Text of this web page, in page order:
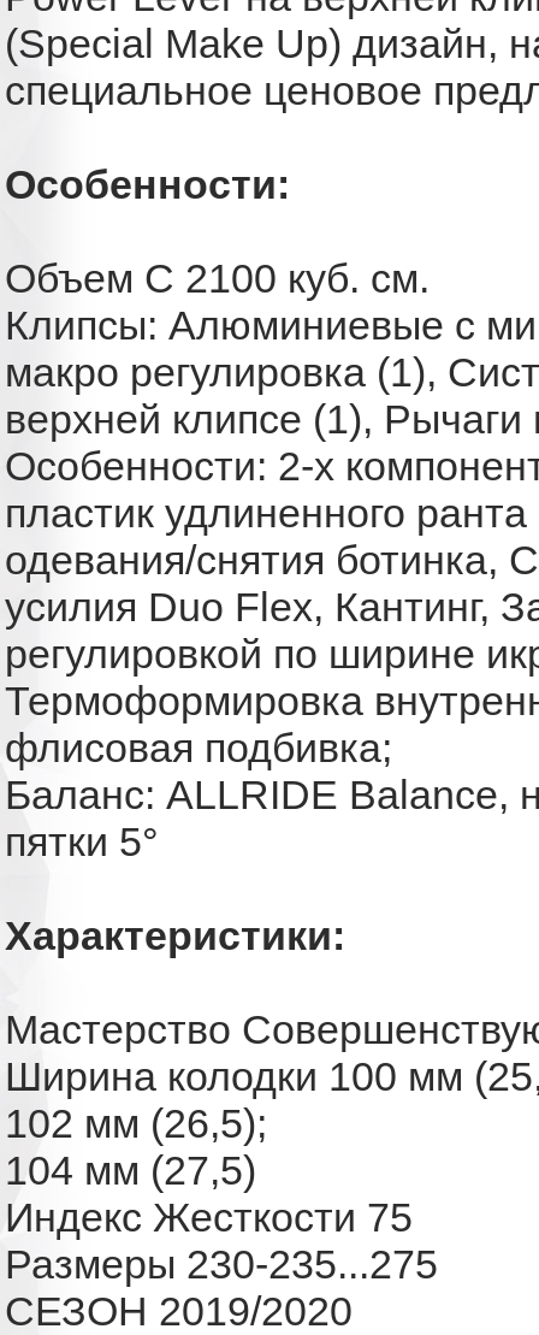
(Special Make Up) дизайн,
специальное ценовое
Особенности:
Объем C 2100 куб. см.
Клипсы: Алюминиевые с
макро регулировка (1),
верхней клипсе (1), Рычаги
Особенности: 2-х
пластик удлиненного
одевания/снятия ботинка,
усилия Duo Flex, Кантинг,
регулировкой по ширине
Термоформировка
флисовая подбивка;
Баланс: ALLRIDE Balance,
пятки 5°
Характеристики:
Мастерство
Ширина колодки 100 мм
102 мм (26,5);
104 мм (27,5)
Индекс Жесткости 75
Размеры 230-235...275
СЕЗОН 2019/2020